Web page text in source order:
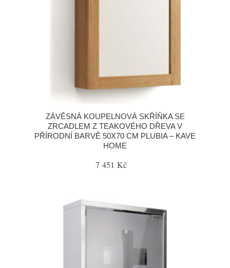
ZÁVĚSNÁ KOUPELNOVÁ SKŘÍŇKA SE
ZRCADLEM Z TEAKOVÉHO DŘEVA V
PŘÍRODNÍ BARVĚ 50X70 CM PLUBIA – KAVE
HOME
7 451 Kč